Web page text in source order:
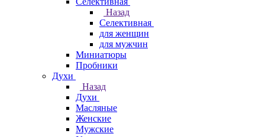
Назад
Селективная
для женщин
для мужчин
Миниатюры
Пробники
Духи
Назад
Духи
Масляные
Женские
Мужские